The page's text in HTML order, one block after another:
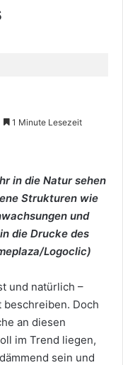
1 Minute Lesezeit
in die Natur sehen
Strukturen wie
und
die Drucke des
Logoclic)
und natürlich –
Doch
an diesen
im Trend liegen,
sein und